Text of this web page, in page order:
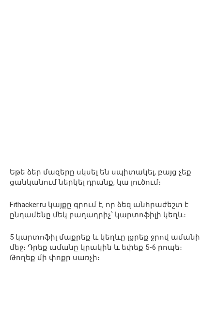
Եթե ձեր մազերը սկսել են սպիտակել, բայց չեք
ցանկանում ներկել դրանք, կա լուծում։
Fithacker.ru կայքը գրում է, որ ձեզ անհրաժեշտ է
ընդամենը մեկ բաղադրիչ՝ կարտոֆիլի կեղև։
5 կարտոֆիլ մաքրեք և կեղևը լցրեք ջրով ամանի
մեջ։ Դրեք ամանը կրակին և եփեք 5-6 րոպե։
Թողեք մի փոքր սառչի։